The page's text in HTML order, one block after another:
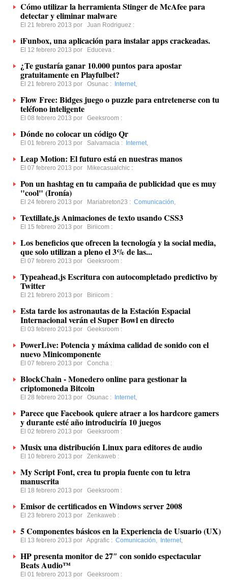
Cómo utilizar la herramienta Stinger de McAfee para
detectar y eliminar malware
El 21 febrero 2013 por Juan Rodriguez :
iFunbox, una aplicación para instalar apps crackeadas.
El 12 febrero 2013 por Educeva :
¿Te gustaría ganar 10.000 puntos para apostar
gratuitamente en Playfulbet?
El 21 febrero 2013 por Osunac : Internet,
Flow Free: Bidges juego o puzzle para entretenerse con tu
teléfono inteligente
El 08 febrero 2013 por Geeksroom :
Dónde no colocar un código Qr
El 01 febrero 2013 por Salvamacia : Internet,
Leap Motion: El futuro está en nuestras manos
El 07 febrero 2013 por Mikecasualchic :
Pon un hashtag en tu campaña de publicidad que es muy
"cool" (Ironía)
El 24 febrero 2013 por Mariabreton23 : Comunicación,
Textillate.js Animaciones de texto usando CSS3
El 15 febrero 2013 por Biriicom :
Los beneficios que ofrecen la tecnología y la social media,
que solo utilizan a pleno el 3% de las...
El 07 febrero 2013 por Geeksroom :
Typeahead.js Escritura con autocompletado predictivo by
Twitter
El 21 febrero 2013 por Biriicom :
Esta tarde los astronautas de la Estación Espacial
Internacional verán el Super Bowl en directo
El 03 febrero 2013 por Geeksroom :
PowerLive: Potencia y máxima calidad de sonido con el
nuevo Minicomponente
El 07 febrero 2013 por Concha :
BlockChain - Monedero online para gestionar la
criptomoneda Bitcoin
El 28 febrero 2013 por Osunac : Internet,
Parece que Facebook quiere atraer a los hardcore gamers
y durante esté año introduciría 10 juegos
El 02 febrero 2013 por Geeksroom :
Musix una distribución Linux para editores de audio
El 10 febrero 2013 por Zenkaweb :
My Script Font, crea tu propia fuente con tu letra
manuscrita
El 18 febrero 2013 por Geeksroom :
Emisor de certificados en Windows server 2008
El 23 febrero 2013 por Zenkaweb :
5 Componentes básicos en la Experiencia de Usuario (UX)
El 13 febrero 2013 por Apgrafic : Comunicación, Internet,
HP presenta monitor de 27″ con sonido espectacular
Beats Audio™
El 01 febrero 2013 por Geeksroom :